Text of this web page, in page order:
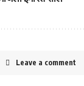
Leave a comment